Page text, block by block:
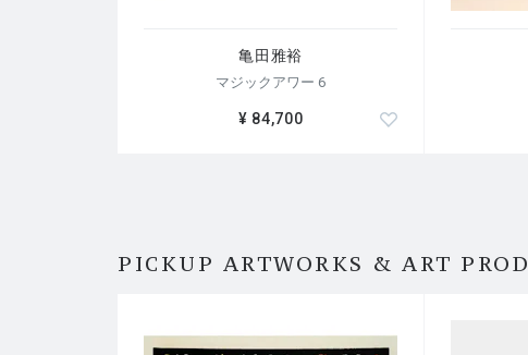
亀田雅裕
マジックアワー 6
¥ 84,700
PICKUP ARTWORKS & ART